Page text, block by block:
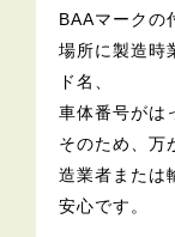
BAAマークの
場所に製造時
ド名、
車体番号がは
そのため、万
造業者または
安心です。